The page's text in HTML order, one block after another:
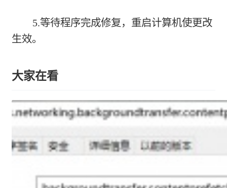
5.等待程序完成修复，重启计算机使更改
生效。
大家在看